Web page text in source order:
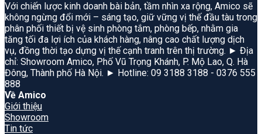
Với chiến lược kinh doanh bài bản, tầm nhìn xa rộng, Amico sẽ
không ngừng đổi mới – sáng tạo, giữ vững vị thế đầu tàu trong
phân phối thiết bị vệ sinh phòng tắm, phòng bếp, nhằm gia
tăng tối đa lợi ích của khách hàng, nâng cao chất lượng dịch
vụ, đồng thời tạo dựng vị thế cạnh tranh trên thị trường. ► Địa
chỉ: Showroom Amico, Phố Vũ Trọng Khánh, P. Mộ Lao, Q. Hà
Đông, Thành phố Hà Nội. ► Hotline: 09 3188 3188 - 0376 555
888
Về Amico
Giới thiệu
Showroom
Tin tức